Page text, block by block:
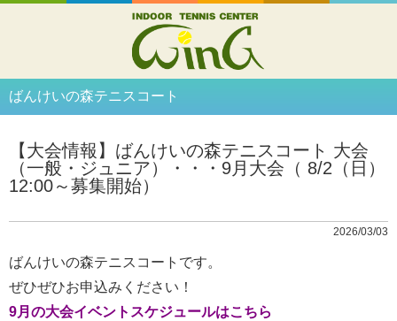
ばんけいの森テニスコート
【大会情報】ばんけいの森テニスコート 大会
（一般・ジュニア）・・・9月大会（ 8/2（日）
12:00～募集開始）
2026/03/03
ばんけいの森テニスコートです。
ぜひぜひお申込みください！
9月の大会イベントスケジュールはこちら